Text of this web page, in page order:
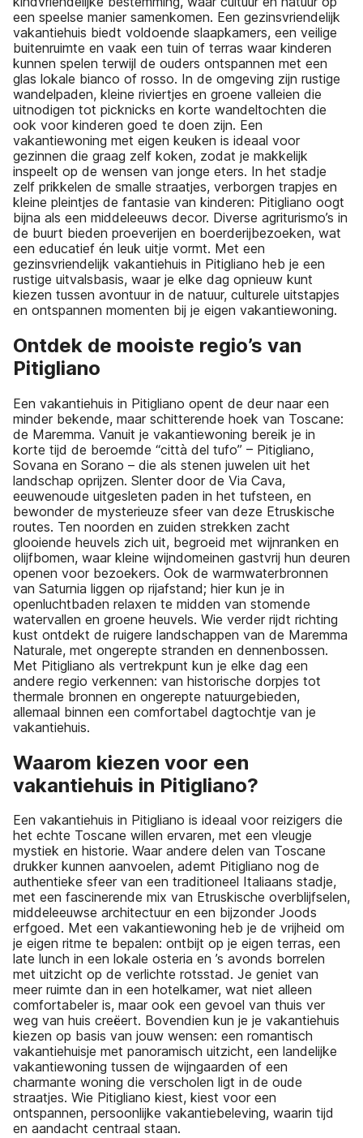
een speelse manier samenkomen. Een gezinsvriendelijk
vakantiehuis biedt voldoende slaapkamers, een veilige
buitenruimte en vaak een tuin of terras waar kinderen
kunnen spelen terwijl de ouders ontspannen met een
glas lokale bianco of rosso. In de omgeving zijn rustige
wandelpaden, kleine riviertjes en groene valleien die
uitnodigen tot picknicks en korte wandeltochten die
ook voor kinderen goed te doen zijn. Een
vakantiewoning met eigen keuken is ideaal voor
gezinnen die graag zelf koken, zodat je makkelijk
inspeelt op de wensen van jonge eters. In het stadje
zelf prikkelen de smalle straatjes, verborgen trapjes en
kleine pleintjes de fantasie van kinderen: Pitigliano oogt
bijna als een middeleeuws decor. Diverse agriturismo’s in
de buurt bieden proeverijen en boerderijbezoeken, wat
een educatief én leuk uitje vormt. Met een
gezinsvriendelijk vakantiehuis in Pitigliano heb je een
rustige uitvalsbasis, waar je elke dag opnieuw kunt
kiezen tussen avontuur in de natuur, culturele uitstapjes
en ontspannen momenten bij je eigen vakantiewoning.
Ontdek de mooiste regio’s van
Pitigliano
Een vakantiehuis in Pitigliano opent de deur naar een
minder bekende, maar schitterende hoek van Toscane:
de Maremma. Vanuit je vakantiewoning bereik je in
korte tijd de beroemde “città del tufo” – Pitigliano,
Sovana en Sorano – die als stenen juwelen uit het
landschap oprijzen. Slenter door de Via Cava,
eeuwenoude uitgesleten paden in het tufsteen, en
bewonder de mysterieuze sfeer van deze Etruskische
routes. Ten noorden en zuiden strekken zacht
glooiende heuvels zich uit, begroeid met wijnranken en
olijfbomen, waar kleine wijndomeinen gastvrij hun deuren
openen voor bezoekers. Ook de warmwaterbronnen
van Saturnia liggen op rijafstand; hier kun je in
openluchtbaden relaxen te midden van stomende
watervallen en groene heuvels. Wie verder rijdt richting
kust ontdekt de ruigere landschappen van de Maremma
Naturale, met ongerepte stranden en dennenbossen.
Met Pitigliano als vertrekpunt kun je elke dag een
andere regio verkennen: van historische dorpjes tot
thermale bronnen en ongerepte natuurgebieden,
allemaal binnen een comfortabel dagtochtje van je
vakantiehuis.
Waarom kiezen voor een
vakantiehuis in Pitigliano?
Een vakantiehuis in Pitigliano is ideaal voor reizigers die
het echte Toscane willen ervaren, met een vleugje
mystiek en historie. Waar andere delen van Toscane
drukker kunnen aanvoelen, ademt Pitigliano nog de
authentieke sfeer van een traditioneel Italiaans stadje,
met een fascinerende mix van Etruskische overblijfselen,
middeleeuwse architectuur en een bijzonder Joods
erfgoed. Met een vakantiewoning heb je de vrijheid om
je eigen ritme te bepalen: ontbijt op je eigen terras, een
late lunch in een lokale osteria en ’s avonds borrelen
met uitzicht op de verlichte rotsstad. Je geniet van
meer ruimte dan in een hotelkamer, wat niet alleen
comfortabeler is, maar ook een gevoel van thuis ver
weg van huis creëert. Bovendien kun je je vakantiehuis
kiezen op basis van jouw wensen: een romantisch
vakantiehuisje met panoramisch uitzicht, een landelijke
vakantiewoning tussen de wijngaarden of een
charmante woning die verscholen ligt in de oude
straatjes. Wie Pitigliano kiest, kiest voor een
ontspannen, persoonlijke vakantiebeleving, waarin tijd
en aandacht centraal staan.